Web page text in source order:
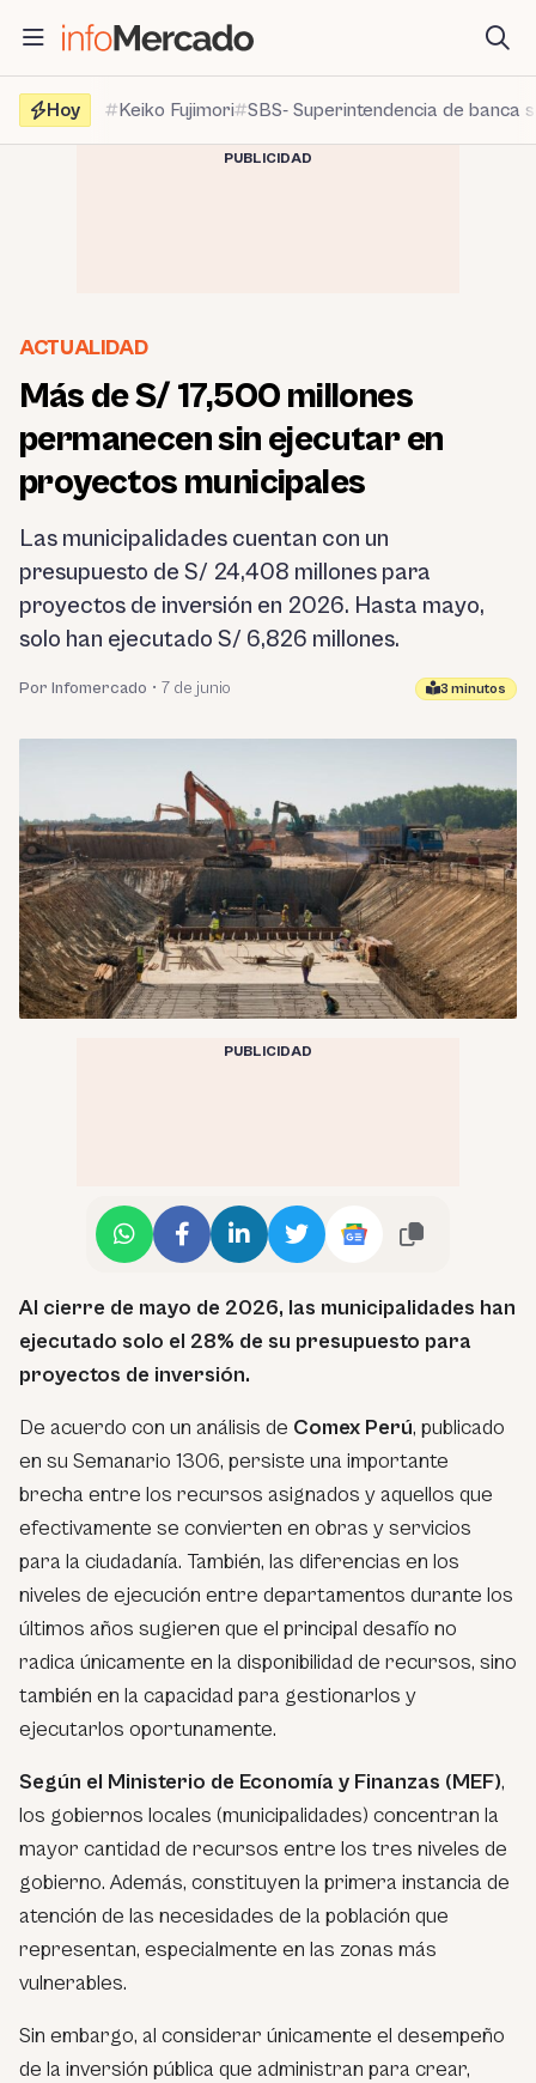
contenido
Hoy
Keiko Fujimori SBS- Superintendencia de banca
PUBLICIDAD
ACTUALIDAD
Más de S/ 17,500 millones
permanecen sin ejecutar en
proyectos municipales
Las municipalidades cuentan con un
presupuesto de S/ 24,408 millones para
proyectos de inversión en 2026. Hasta mayo,
solo han ejecutado S/ 6,826 millones.
Por Infomercado • 7 de junio 3 minutos
PUBLICIDAD
Al cierre de mayo de 2026, las municipalidades han
ejecutado solo el 28% de su presupuesto para
proyectos de inversión.
De acuerdo con un análisis de Comex Perú, publicado
en su Semanario 1306, persiste una importante
brecha entre los recursos asignados y aquellos que
efectivamente se convierten en obras y servicios
para la ciudadanía. También, las diferencias en los
niveles de ejecución entre departamentos durante los
últimos años sugieren que el principal desafío no
radica únicamente en la disponibilidad de recursos, sino
también en la capacidad para gestionarlos y
ejecutarlos oportunamente.
Según el Ministerio de Economía y Finanzas (MEF),
los gobiernos locales (municipalidades) concentran la
mayor cantidad de recursos entre los tres niveles de
gobierno. Además, constituyen la primera instancia de
atención de las necesidades de la población que
representan, especialmente en las zonas más
vulnerables.
Sin embargo, al considerar únicamente el desempeño
de la inversión pública que administran para crear,